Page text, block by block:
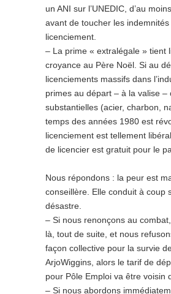
un ANI sur l’UNEDIC, d’au
avant de toucher les
licenciement.
– La prime « extralégale » tient
croyance au Père Noël. Si au
licenciements massifs dans
primes au départ – à la valise –
substantielles (acier, charbon,
temps des années 1980 est
licenciement est tellement
de licencier est gratuit pour le
Nous répondons : la peur est
conseillère. Elle conduit à coup
désastre.
– Si nous renonçons au
là, tout de suite, et nous
façon collective pour la survie
ArjoWiggins, alors le tarif de
pour Pôle Emploi va être voisin
– Si nous abordons